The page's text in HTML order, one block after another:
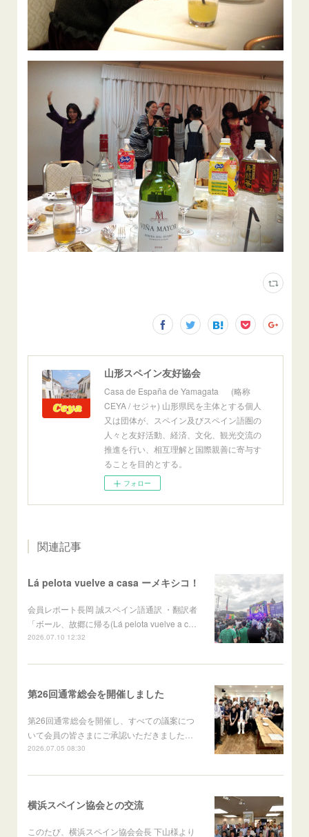
山形スペイン友好協会
Casa de España de Yamagata (略称
CEYA / セジャ) 山形県民を主体とする個人
又は団体が、スペイン及びスペイン語圏の
人々と友好活動、経済、文化、観光交流の
推進を行い、相互理解と国際親善に寄与す
ることを目的とする。
フォロー
関連記事
Lá pelota vuelve a casa ーメキシコ！
会員レポート長岡 誠スペイン語通訳 ・翻訳者
「ボール、故郷に帰る(Lá pelota vuelve a c…
2026.07.10 12:32
第26回通常総会を開催しました
第26回通常総会を開催し、すべての議案につ
いて会員の皆さまにご承認いただきました…
2026.07.05 08:30
横浜スペイン協会との交流
このたび、横浜スペイン協会会長 下山様より